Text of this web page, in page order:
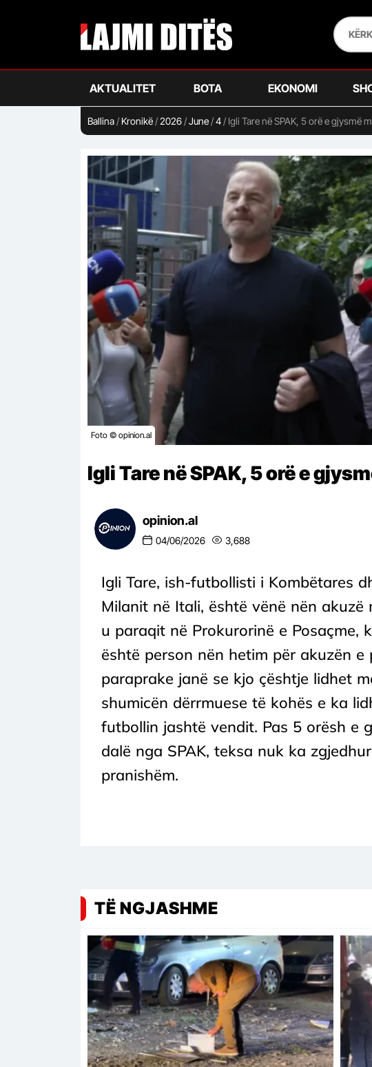
AKTUALITET BOTA EKONOMI
Ballina/ Kronikë/2026/June/4/ Igli Tare në SPAK, 5 orë e gjysmë
Foto © opinion.al
Igli Tare në SPAK, 5 orë e
opinion.al
04/06/2026 3,688
Igli Tare, ish-futbollisti i Kombëtares
Milanit në Itali, është vënë nën akuzë
u paraqit në Prokurorinë e Posaçme,
është person nën hetim për akuzën
paraprake janë se kjo çështje lidhet
shumicën dërrmuese të kohës e ka
futbollin jashtë vendit. Pas 5 orësh e
dalë nga SPAK, teksa nuk ka
pranishëm.
TË NGJASHME